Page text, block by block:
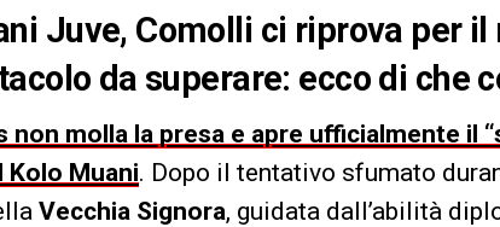
Juve, Comolli ci riprova per
da superare: ecco di che
non molla la presa e apre ufficialmente il
Kolo Muani. Dopo il tentativo sfumato
Vecchia Signora, guidata dall’abilità